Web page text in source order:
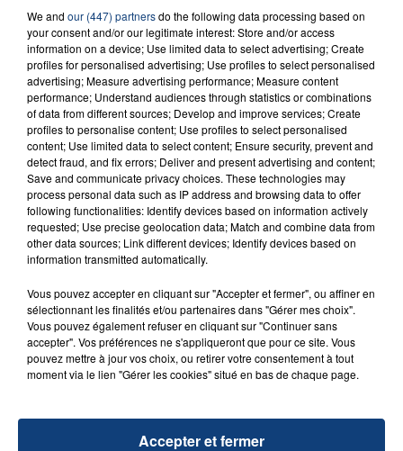
Dai Dai
SHAKIRA FEAT. BURNA BOY
RADIO CONTACT
FIL D'ACTU
23 juillet 2026
INCENDIE MORTEL À LENS : UNE FEMME ET
We and our (447) partnersdo the following data processing based on
your consent and/or our legitimate interest: Store and/or access
information on a device; Use limited data to select advertising; Create
profiles for personalised advertising; Use profiles to select personalised
advertising; Measure advertising performance; Measure content
performance; Understand audiences through statistics or combinations
of data from different sources; Develop and improve services; Create
profiles to personalise content; Use profiles to select personalised
content; Use limited data to select content; Ensure security, prevent and
detect fraud, and fix errors; Deliver and present advertising and content;
Save and communicate privacy choices. These technologies may
process personal data such as IP address and browsing data to offer
following functionalities: Identify devices based on information actively
requested; Use precise geolocation data; Match and combine data from
other data sources; Link different devices; Identify devices based on
information transmitted automatically.
Vous pouvez accepter en cliquant sur "Accepter et fermer", ou affiner en
sélectionnant les finalités et/ou partenaires dans "Gérer mes choix".
Vous pouvez également refuser en cliquant sur "Continuer sans
accepter". Vos préférences ne s'appliqueront que pour ce site. Vous
pouvez mettre à jour vos choix, ou retirer votre consentement à tout
moment via le lien "Gérer les cookies" situé en bas de chaque page.
Accepter et fermer